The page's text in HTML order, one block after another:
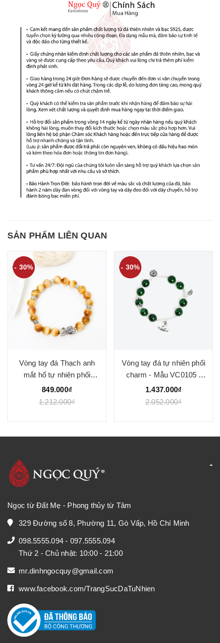
SẢN PHẨM LIÊN QUAN
- 30%
Vòng tay đá Thạch anh
mắt hổ tự nhiên phối
charm - Mẫu VC1025 -
Ngọc Quý
849.000₫
1.212.000₫
- 30%
Vòng tay đá tự nhiên phối
charm - Mẫu VC0105 -
Ngọc Quý
1.437.000₫
2.052.000₫
Ngọc từ Đất Mẹ - Phong thủy từ Tâm
329 Đường số 8, Phường 11, Gò Vấp, Hồ Chí Minh
098.5555.094 - 097.5555.094
Thứ 2 - Chủ nhật: 10:00 - 21:00
mr.dinhngocquy@gmail.com
www.facebook.com/TrangSucDaTuNhien